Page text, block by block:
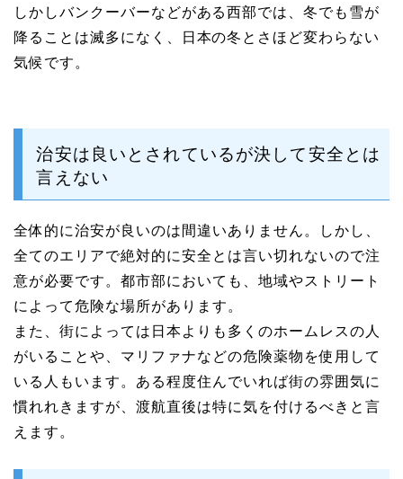
しかしバンクーバーなどがある西部では、冬でも雪が
降ることは滅多になく、日本の冬とさほど変わらない
気候です。
治安は良いとされているが決して安全とは
言えない
全体的に治安が良いのは間違いありません。しかし、
全てのエリアで絶対的に安全とは言い切れないので注
意が必要です。都市部においても、地域やストリート
によって危険な場所があります。
また、街によっては日本よりも多くのホームレスの人
がいることや、マリファナなどの危険薬物を使用して
いる人もいます。ある程度住んでいれば街の雰囲気に
慣れれきますが、渡航直後は特に気を付けるべきと言
えます。